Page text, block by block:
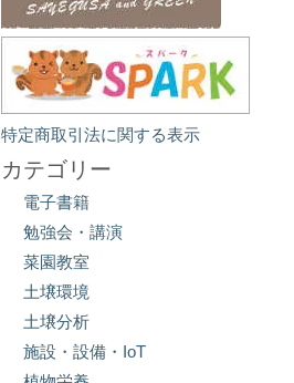
特定商取引法に関する表示
カテゴリー
電子書籍
勉強会・講演
菜園教室
土壌環境
土壌分析
施設・設備・IoT